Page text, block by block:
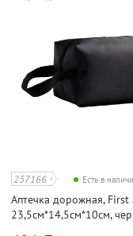
257166 Есть в
Аптечка дорожная,
23,5см*14,5см*10см,